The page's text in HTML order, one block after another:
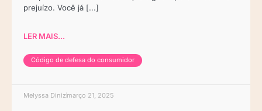
prejuízo. Você já [...]
LER MAIS...
Código de defesa do consumidor
Melyssa Dinizmarço 21, 2025